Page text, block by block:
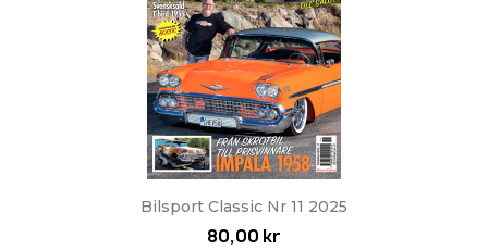
Bilsport Classic Nr 11 2025
80,00 kr